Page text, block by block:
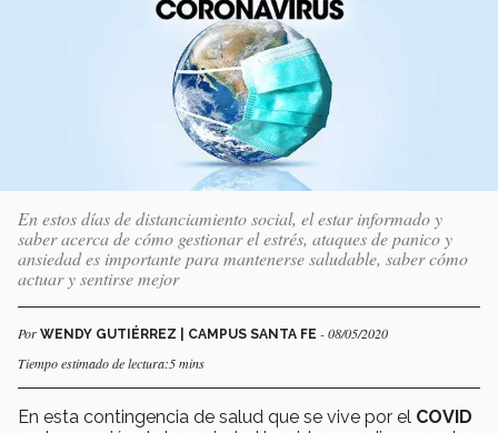
En estos días de distanciamiento social, el estar informado y
saber acerca de cómo gestionar el estrés, ataques de panico y
ansiedad es importante para mantenerse saludable, saber cómo
actuar y sentirse mejor
Por WENDY GUTIÉRREZ | CAMPUS SANTA FE - 08/05/2020
Tiempo estimado de lectura:5 mins
En esta contingencia de salud que se vive por el COVID